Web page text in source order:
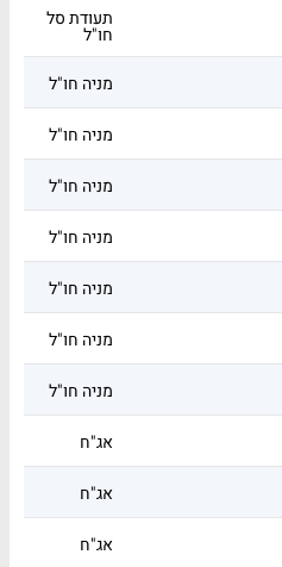
תעודת סל
חו"ל
מניה חו"ל
מניה חו"ל
מניה חו"ל
מניה חו"ל
מניה חו"ל
מניה חו"ל
מניה חו"ל
אג"ח
אג"ח
אג"ח